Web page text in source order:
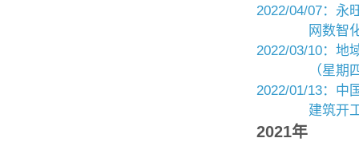
2022/04/07：永
网数智
2022/03/10：地
（星期
2022/01/13：中
建筑开
2021年